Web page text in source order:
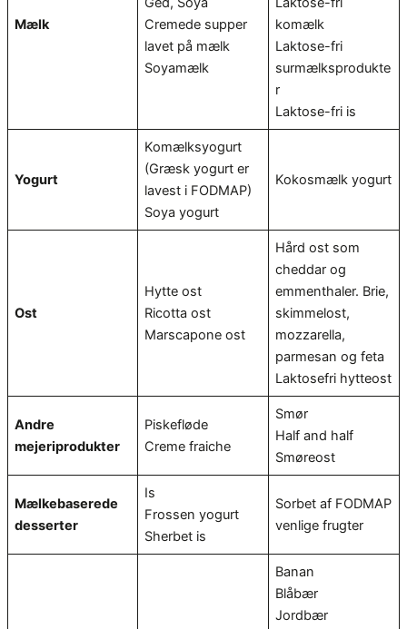
Mælk
Cremede supper
lavet på mælk
Soyamælk
komælk
Laktose-fri
surmælksprodukte
r
Laktose-fri is
Yogurt
Komælksyogurt
(Græsk yogurt er
lavest i FODMAP)
Soya yogurt
Kokosmælk yogurt
Ost
Hytte ost
Ricotta ost
Marscapone ost
Hård ost som
cheddar og
emmenthaler. Brie,
skimmelost,
mozzarella,
parmesan og feta
Laktosefri hytteost
Andre
mejeriprodukter
Piskefløde
Creme fraiche
Smør
Half and half
Smøreost
Mælkebaserede
desserter
Is
Frossen yogurt
Sherbet is
Sorbet af FODMAP
venlige frugter
Banan
Blåbær
Jordbær